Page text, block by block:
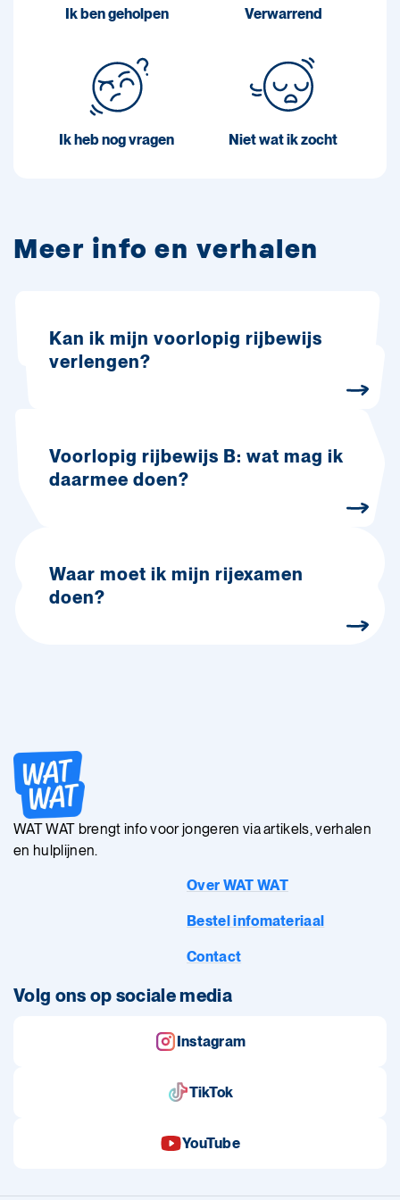
Ik ben geholpen Verwarrend
Ik heb nog vragen Niet wat ik zocht
Meer info en verhalen
Kan ik mijn voorlopig rijbewijs
verlengen?
Voorlopig rijbewijs B: wat mag ik
daarmee doen?
Waar moet ik mijn rijexamen
doen?
WAT WAT brengt info voor jongeren via artikels, verhalen
en hulplijnen.
Over WAT WAT
Bestel infomateriaal
Contact
Volg ons op sociale media
Instagram
TikTok
YouTube